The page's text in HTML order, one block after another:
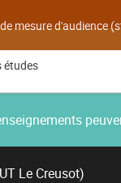
mesure d'audience
études
Le Creusot)